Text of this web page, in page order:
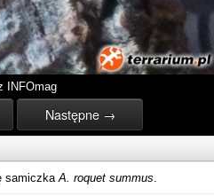
INFOmag
Następne →
samiczkaA. roquet summus.